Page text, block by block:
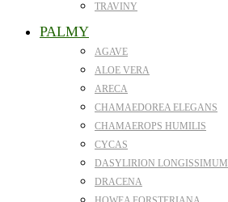
TRAVINY
PALMY
AGAVE
ALOE VERA
ARECA
CHAMAEDOREA ELEGANS
CHAMAEROPS HUMILIS
CYCAS
DASYLIRION LONGISSIMUM
DRACENA